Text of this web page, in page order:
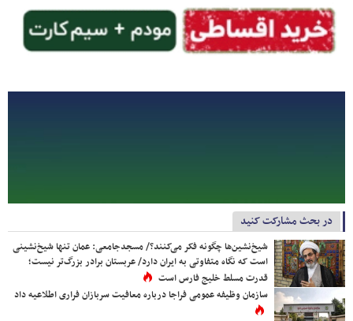
در بحث مشارکت کنید
شیخ‌نشین‌ها چگونه فکر می‌کنند؟/ مسجدجامعی: عمان تنها شیخ‌نشینی
است که نگاه متفاوتی به ایران دارد/ عربستان برادر بزرگ‌تر نیست؛
قدرت مسلط خلیج فارس است
سازمان وظیفه عمومی فراجا درباره معافیت سربازان فراری اطلاعیه داد